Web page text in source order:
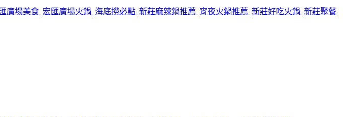
廣場美食 宏匯廣場火鍋 海底撈必點 新莊麻辣鍋推薦 宵夜火鍋推薦 新莊好吃火鍋 新莊聚餐